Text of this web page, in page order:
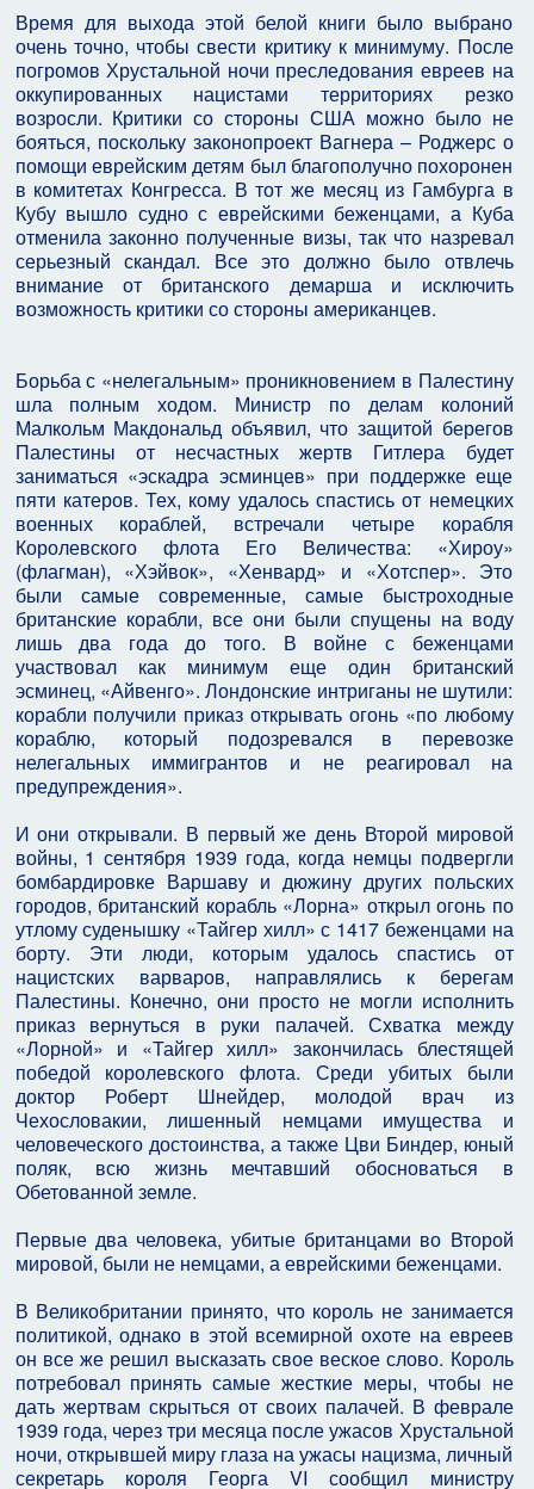
Время для выхода этой белой книги было выбрано
очень точно, чтобы свести критику к минимуму. После
погромов Хрустальной ночи преследования евреев на
оккупированных нацистами территориях резко
возросли. Критики со стороны США можно было не
бояться, поскольку законопроект Вагнера – Роджерс о
помощи еврейским детям был благополучно похоронен
в комитетах Конгресса. В тот же месяц из Гамбурга в
Кубу вышло судно с еврейскими беженцами, а Куба
отменила законно полученные визы, так что назревал
серьезный скандал. Все это должно было отвлечь
внимание от британского демарша и исключить
возможность критики со стороны американцев.
Борьба с «нелегальным» проникновением в Палестину
шла полным ходом. Министр по делам колоний
Малкольм Макдональд объявил, что защитой берегов
Палестины от несчастных жертв Гитлера будет
заниматься «эскадра эсминцев» при поддержке еще
пяти катеров. Тех, кому удалось спастись от немецких
военных кораблей, встречали четыре корабля
Королевского флота Его Величества: «Хироу»
(флагман), «Хэйвок», «Хенвард» и «Хотспер». Это
были самые современные, самые быстроходные
британские корабли, все они были спущены на воду
лишь два года до того. В войне с беженцами
участвовал как минимум еще один британский
эсминец, «Айвенго». Лондонские интриганы не шутили:
корабли получили приказ открывать огонь «по любому
кораблю, который подозревался в перевозке
нелегальных иммигрантов и не реагировал на
предупреждения».
И они открывали. В первый же день Второй мировой
войны, 1 сентября 1939 года, когда немцы подвергли
бомбардировке Варшаву и дюжину других польских
городов, британский корабль «Лорна» открыл огонь по
утлому суденышку «Тайгер хилл» с 1417 беженцами на
борту. Эти люди, которым удалось спастись от
нацистских варваров, направлялись к берегам
Палестины. Конечно, они просто не могли исполнить
приказ вернуться в руки палачей. Схватка между
«Лорной» и «Тайгер хилл» закончилась блестящей
победой королевского флота. Среди убитых были
доктор Роберт Шнейдер, молодой врач из
Чехословакии, лишенный немцами имущества и
человеческого достоинства, а также Цви Биндер, юный
поляк, всю жизнь мечтавший обосноваться в
Обетованной земле.
Первые два человека, убитые британцами во Второй
мировой, были не немцами, а еврейскими беженцами.
В Великобритании принято, что король не занимается
политикой, однако в этой всемирной охоте на евреев
он все же решил высказать свое веское слово. Король
потребовал принять самые жесткие меры, чтобы не
дать жертвам скрыться от своих палачей. В феврале
1939 года, через три месяца после ужасов Хрустальной
ночи, открывшей миру глаза на ужасы нацизма, личный
секретарь короля Георга VI сообщил министру